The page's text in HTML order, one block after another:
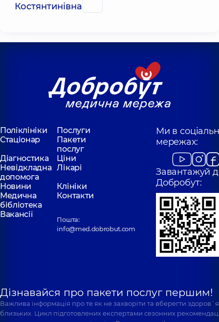
Костянтинівна
Поліклініки
Послуги
Стаціонар
Пакети
послуг
Діагностика
Ціни
Невідкладна
допомога
Лікарі
Новини
Клініки
Медична
бібліотека
Контакти
Вакансії
Пошта:
info@med.dobrobut.com
Ми в
мережах:
Завантажуй
Добробут:
Дізнавайся про пакети послуг першим!
Важлива інформація про те як не захворіти та вберегти
близьких. Цикл підготовлених експертами сезонних